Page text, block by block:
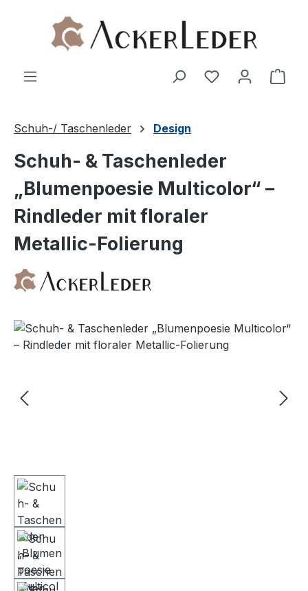
Zum Hauptinhalt springen
Schuh-/ Taschenleder Design
Schuh- & Taschenleder
„Blumenpoesie Multicolor“ –
Rindleder mit floraler
Metallic-Folierung
Bildergalerie überspringen